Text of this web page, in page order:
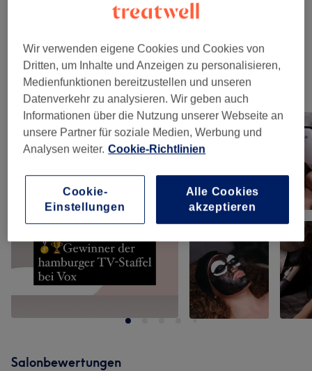
Körperbehandlungen (1)
Spray-Tan )
Unsere Arbeit
Bild anklicken für weitere Details
Salonbewertungen
Wir verwenden eigene Cookies und Cookies von
Dritten, um Inhalte und Anzeigen zu personalisieren,
Medienfunktionen bereitzustellen und unseren
Datenverkehr zu analysieren. Wir geben auch
Informationen über die Nutzung unserer Webseite an
unsere Partner für soziale Medien, Werbung und
Analysen weiter. Cookie-Richtlinien
Cookie-
Einstellungen
Alle Cookies
akzeptieren